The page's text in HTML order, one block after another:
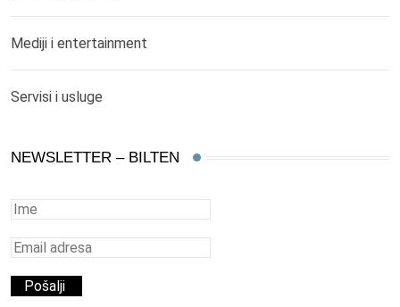
Mediji i entertainment
Servisi i usluge
NEWSLETTER – BILTEN